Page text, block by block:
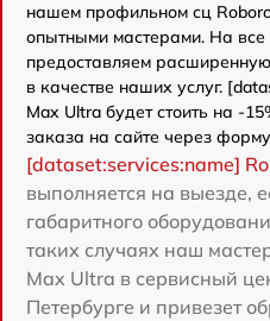
нашем профильном сц
опытными мастерами. На все
предоставляем
в качестве наших услуг.
Max Ultra будет стоить на -
заказа на сайте через
[dataset:services:name]
выполняется на выезде,
габаритного
таких случаях наш
Max Ultra в сервисный
Петербурге и привезет